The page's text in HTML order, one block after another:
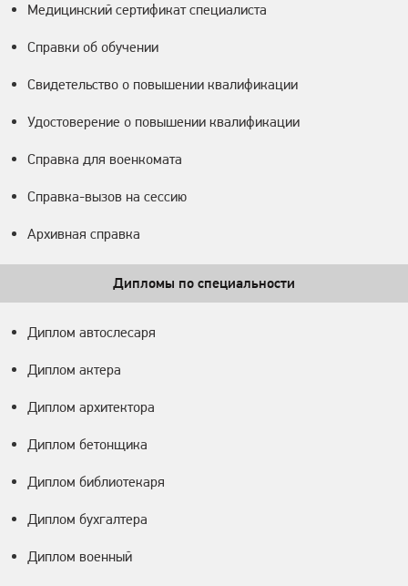
Медицинский сертификат специалиста
Справки об обучении
Свидетельство о повышении квалификации
Удостоверение о повышении квалификации
Справка для военкомата
Справка-вызов на сессию
Архивная справка
Дипломы по специальности
Диплом автослесаря
Диплом актера
Диплом архитектора
Диплом бетонщика
Диплом библиотекаря
Диплом бухгалтера
Диплом военный